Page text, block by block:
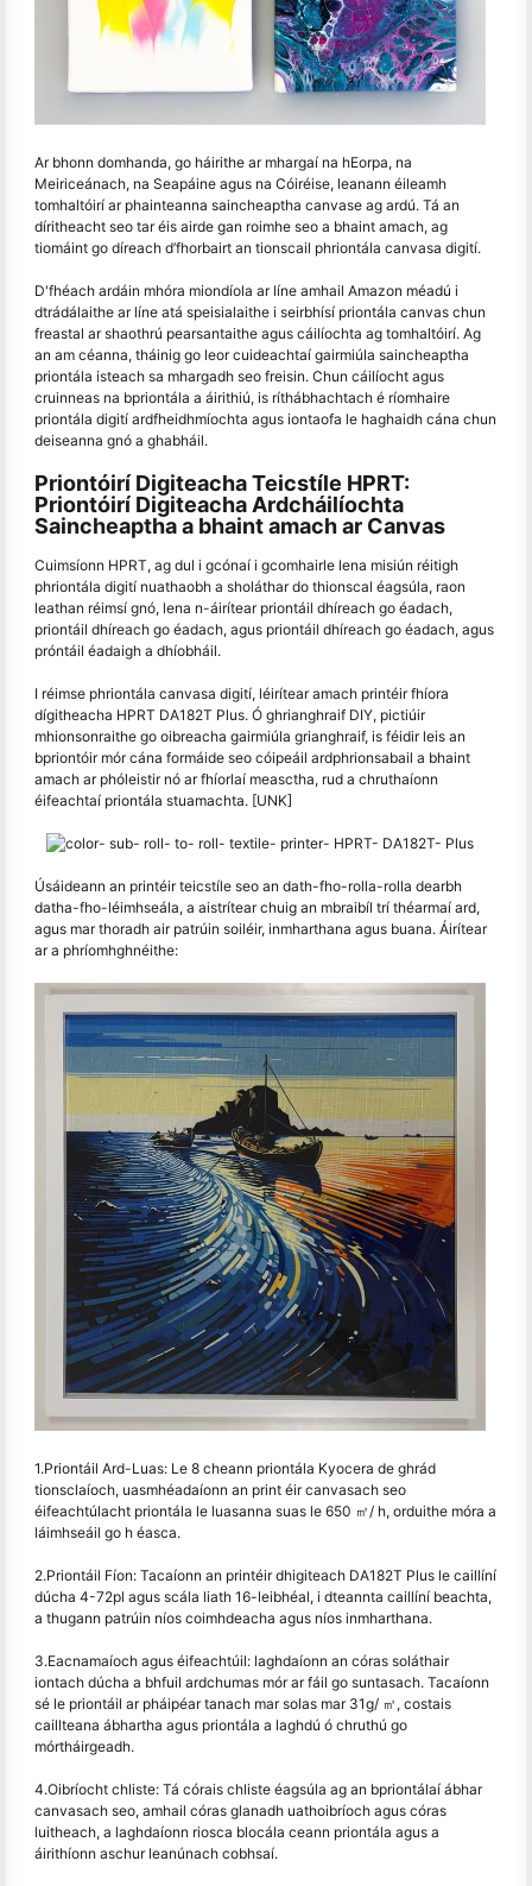
Ar bhonn domhanda, go háirithe ar mhargaí na hEorpa, na
Meiriceánach, na Seapáine agus na Cóiréise, leanann éileamh
tomhaltóirí ar phainteanna saincheaptha canvase ag ardú. Tá an
díritheacht seo tar éis airde gan roimhe seo a bhaint amach, ag
tiomáint go díreach d’fhorbairt an tionscail phriontála canvasa digití.
D'fhéach ardáin mhóra miondíola ar líne amhail Amazon méadú i
dtrádálaithe ar líne atá speisialaithe i seirbhísí priontála canvas chun
freastal ar shaothrú pearsantaithe agus cáilíochta ag tomhaltóirí. Ag
an am céanna, tháinig go leor cuideachtaí gairmiúla saincheaptha
priontála isteach sa mhargadh seo freisin. Chun cáilíocht agus
cruinneas na bpriontála a áirithiú, is ríthábhachtach é ríomhaire
priontála digití ardfheidhmíochta agus iontaofa le haghaidh cána chun
deiseanna gnó a ghabháil.
Priontóirí Digiteacha Teicstíle HPRT:
Priontóirí Digiteacha Ardcháilíochta
Saincheaptha a bhaint amach ar Canvas
Cuimsíonn HPRT, ag dul i gcónaí i gcomhairle lena misiún réitigh
phriontála digití nuathaobh a sholáthar do thionscal éagsúla, raon
leathan réimsí gnó, lena n-áirítear priontáil dhíreach go éadach,
priontáil dhíreach go éadach, agus priontáil dhíreach go éadach, agus
próntáil éadaigh a dhíobháil.
I réimse phriontála canvasa digití, léirítear amach printéir fhíora
dígitheacha HPRT DA182T Plus. Ó ghrianghraif DIY, pictiúir
mhionsonraithe go oibreacha gairmiúla grianghraif, is féidir leis an
bpriontóir mór cána formáide seo cóipeáil ardphrionsabail a bhaint
amach ar phóleistir nó ar fhíorlaí measctha, rud a chruthaíonn
éifeachtaí priontála stuamachta. [UNK]
Úsáideann an printéir teicstíle seo an dath-fho-rolla-rolla dearbh
datha-fho-léimhseála, a aistrítear chuig an mbraibíl trí théarmaí ard,
agus mar thoradh air patrúin soiléir, inmharthana agus buana. Áirítear
ar a phríomhghnéithe:
1.Priontáil Ard-Luas: Le 8 cheann priontála Kyocera de ghrád
tionsclaíoch, uasmhéadaíonn an print éir canvasach seo
éifeachtúlacht priontála le luasanna suas le 650 ㎡/ h, orduithe móra a
láimhseáil go h éasca.
2.Priontáil Fíon: Tacaíonn an printéir dhigiteach DA182T Plus le caillíní
dúcha 4-72pl agus scála liath 16-leibhéal, i dteannta caillíní beachta,
a thugann patrúin níos coimhdeacha agus níos inmharthana.
3.Eacnamaíoch agus éifeachtúil: laghdaíonn an córas soláthair
iontach dúcha a bhfuil ardchumas mór ar fáil go suntasach. Tacaíonn
sé le priontáil ar pháipéar tanach mar solas mar 31g/ ㎡, costais
caillteana ábhartha agus priontála a laghdú ó chruthú go
mórtháirgeadh.
4.Oibríocht chliste: Tá córais chliste éagsúla ag an bpriontálaí ábhar
canvasach seo, amhail córas glanadh uathoibríoch agus córas
luitheach, a laghdaíonn riosca blocála ceann priontála agus a
áirithíonn aschur leanúnach cobhsaí.